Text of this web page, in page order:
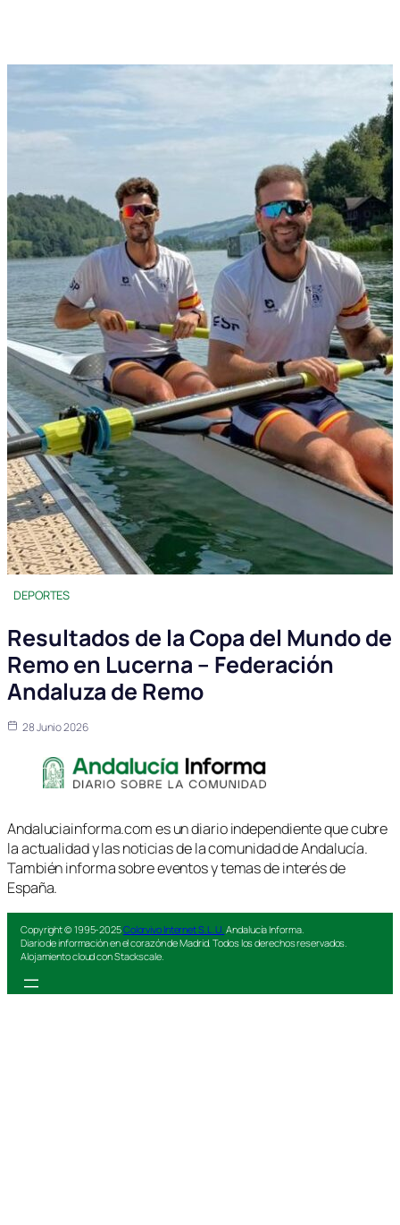
DEPORTES
Resultados de la Copa del Mundo de
Remo en Lucerna – Federación
Andaluza de Remo
28 Junio 2026
Andaluciainforma.com es un diario independiente que cubre
la actualidad y las noticias de la comunidad de Andalucía.
También informa sobre eventos y temas de interés de
España.
Copyright © 1995-2025Colorvivo Internet S.L.U. Andalucía Informa.
Diario de información en el corazón de Madrid. Todos los derechos reservados.
Alojamiento cloud con Stackscale.